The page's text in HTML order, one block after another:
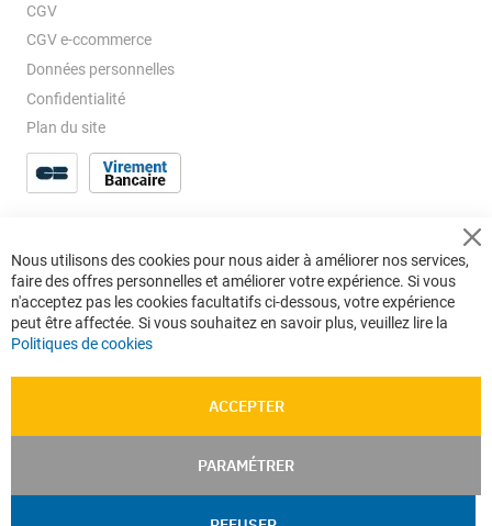
CGV
CGV e-ccommerce
Données personnelles
Confidentialité
Plan du site
Nous utilisons des cookies pour nous aider à améliorer nos services,
faire des offres personnelles et améliorer votre expérience. Si vous
n'acceptez pas les cookies facultatifs ci-dessous, votre expérience
peut être affectée. Si vous souhaitez en savoir plus, veuillez lire la
Politiques de cookies
ACCEPTER
PARAMÉTRER